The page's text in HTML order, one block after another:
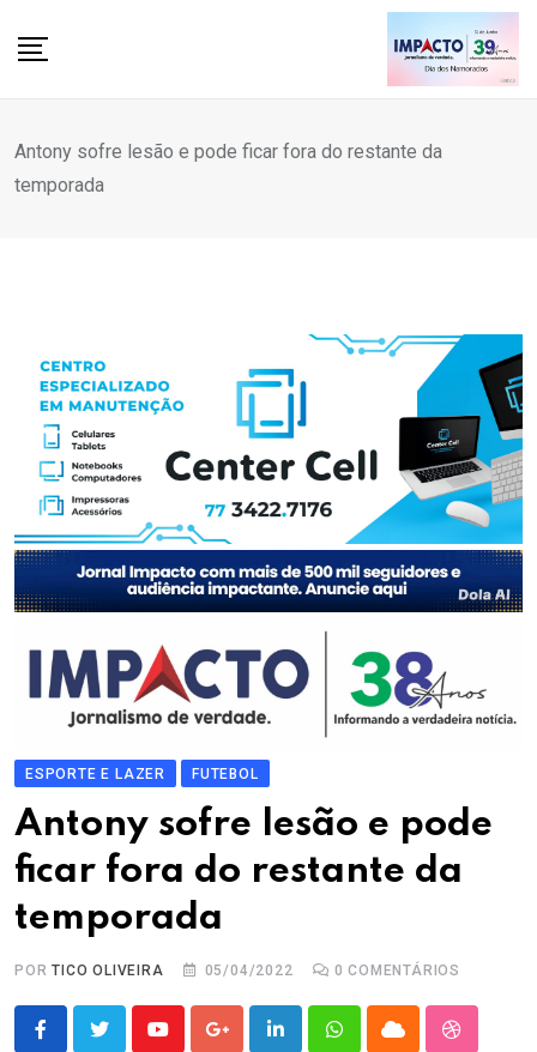
Antony sofre lesão e pode ficar fora do restante da
temporada
ESPORTE E LAZER FUTEBOL
Antony sofre lesão e pode
ficar fora do restante da
temporada
PORTICO OLIVEIRA 05/04/2022 0 COMENTÁRIOS
YoutubeGoogle+LinkedInWhatsappCloud